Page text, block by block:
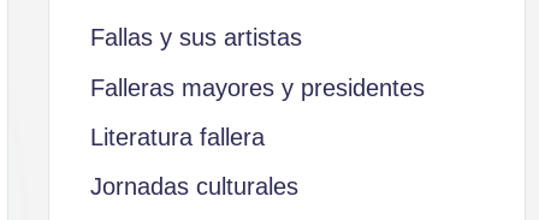
Fallas y sus artistas
Falleras mayores y presidentes
Literatura fallera
Jornadas culturales